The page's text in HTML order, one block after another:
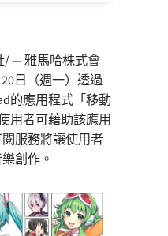
/ — 雅馬哈株式會
日（週一）透過
的應用程式「移動
用者可藉助該應用
閱服務將讓使用者
創作。